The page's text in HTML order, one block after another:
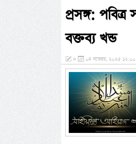
প্রসঙ্গ:
বক্তব্য খন্ড
» ০৪ নভেম্বর, ২০২৫